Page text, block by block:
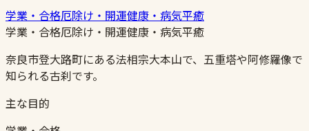
学業・合格厄除け・開運健康・病気平癒
学業・合格厄除け・開運健康・病気平癒
奈良市登大路町にある法相宗大本山で、五重塔や阿修羅像で
知られる古刹です。
主な目的